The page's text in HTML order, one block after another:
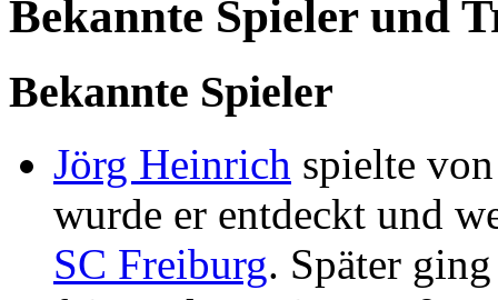
Bekannte Spieler und
Bekannte Spieler
Jörg Heinrich spielte
wurde er entdeckt und
SC Freiburg. Später